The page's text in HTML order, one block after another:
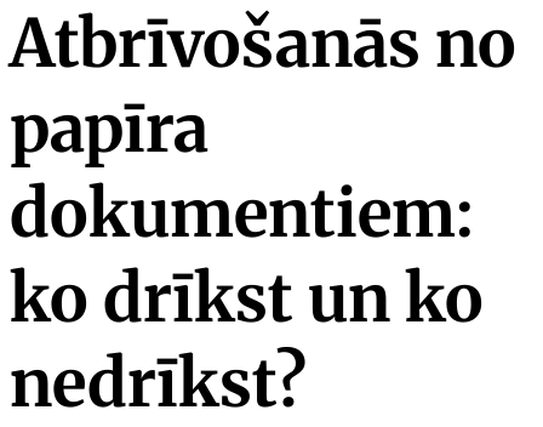
Atbrīvošanās no
papīra
dokumentiem:
ko drīkst un ko
nedrīkst?